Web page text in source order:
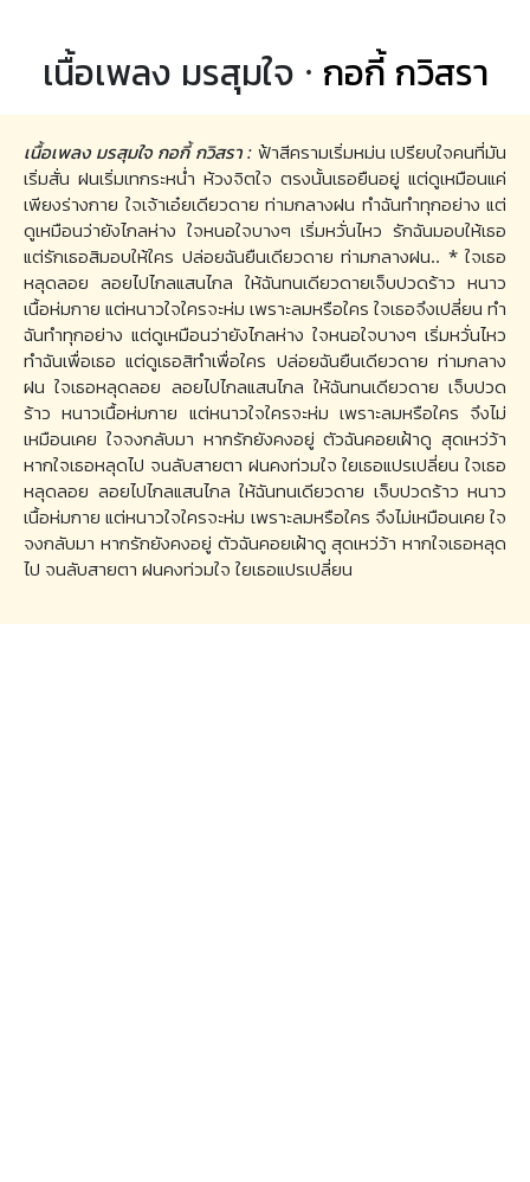
เนื้อเพลง มรสุมใจ · กอกี้ กวิสรา
เนื้อเพลง มรสุมใจ กอกี้ กวิสรา : ฟ้าสีครามเริ่มหม่น เปรียบใจคนที่มัน
เริ่มสั่น ฝนเริ่มเทกระหน่ำ ห้วงจิตใจ ตรงนั้นเธอยืนอยู่ แต่ดูเหมือนแค่
เพียงร่างกาย ใจเจ้าเอ๋ยเดียวดาย ท่ามกลางฝน ทำฉันทำทุกอย่าง แต่
ดูเหมือนว่ายังไกลห่าง ใจหนอใจบางๆ เริ่มหวั่นไหว รักฉันมอบให้เธอ
แต่รักเธอสิมอบให้ใคร ปล่อยฉันยืนเดียวดาย ท่ามกลางฝน.. * ใจเธอ
หลุดลอย ลอยไปไกลแสนไกล ให้ฉันทนเดียวดายเจ็บปวดร้าว หนาว
เนื้อห่มกาย แต่หนาวใจใครจะห่ม เพราะลมหรือใคร ใจเธอจึงเปลี่ยน ทำ
ฉันทำทุกอย่าง แต่ดูเหมือนว่ายังไกลห่าง ใจหนอใจบางๆ เริ่มหวั่นไหว
ทำฉันเพื่อเธอ แต่ดูเธอสิทำเพื่อใคร ปล่อยฉันยืนเดียวดาย ท่ามกลาง
ฝน ใจเธอหลุดลอย ลอยไปไกลแสนไกล ให้ฉันทนเดียวดาย เจ็บปวด
ร้าว หนาวเนื้อห่มกาย แต่หนาวใจใครจะห่ม เพราะลมหรือใคร จึงไม่
เหมือนเคย ใจจงกลับมา หากรักยังคงอยู่ ตัวฉันคอยเฝ้าดู สุดเหว่ว้า
หากใจเธอหลุดไป จนลับสายตา ฝนคงท่วมใจ ใยเธอแปรเปลี่ยน ใจเธอ
หลุดลอย ลอยไปไกลแสนไกล ให้ฉันทนเดียวดาย เจ็บปวดร้าว หนาว
เนื้อห่มกาย แต่หนาวใจใครจะห่ม เพราะลมหรือใคร จึงไม่เหมือนเคย ใจ
จงกลับมา หากรักยังคงอยู่ ตัวฉันคอยเฝ้าดู สุดเหว่ว้า หากใจเธอหลุด
ไป จนลับสายตา ฝนคงท่วมใจ ใยเธอแปรเปลี่ยน